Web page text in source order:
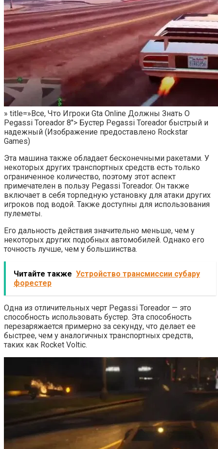
» title=»Все, Что Игроки Gta Online Должны Знать О
Pegassi Toreador 8″> Бустер Pegassi Toreador быстрый и
надежный (Изображение предоставлено Rockstar
Games)
Эта машина также обладает бесконечными ракетами. У
некоторых других транспортных средств есть только
ограниченное количество, поэтому этот аспект
примечателен в пользу Pegassi Toreador. Он также
включает в себя торпедную установку для атаки других
игроков под водой. Также доступны для использования
пулеметы.
Его дальность действия значительно меньше, чем у
некоторых других подобных автомобилей. Однако его
точность лучше, чем у большинства.
Читайте также Устройство трансмиссии субару
форестер
Одна из отличительных черт Pegassi Toreador — это
способность использовать бустер. Эта способность
перезаряжается примерно за секунду, что делает ее
быстрее, чем у аналогичных транспортных средств,
таких как Rocket Voltic.